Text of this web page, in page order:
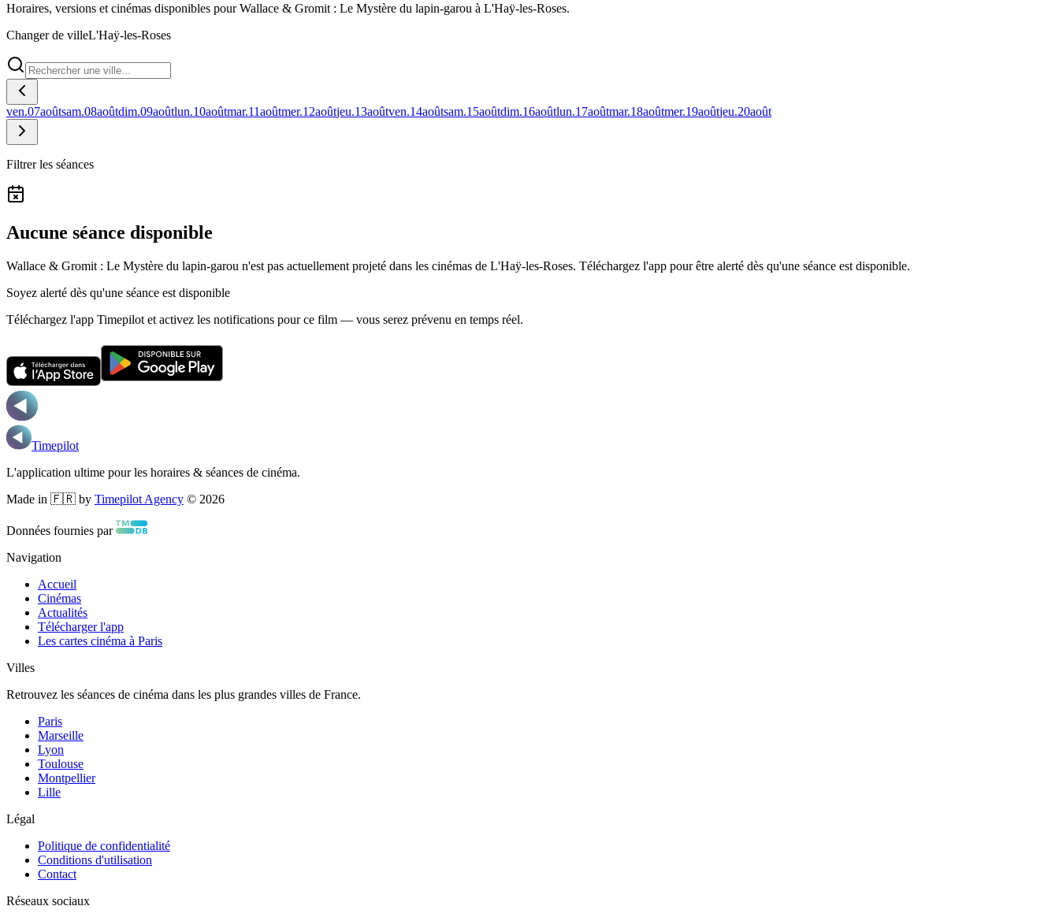
Horaires, versions et cinémas disponibles pour Wallace & Gromit : Le Mystère du lapin-garou à L'Haÿ-les-Roses.
Changer de villeL'Haÿ-les-Roses
ven.07aoûtsam.08aoûtdim.09aoûtlun.10aoûtmar.11aoûtmer.12aoûtjeu.13aoûtven.14aoûtsam.15aoûtdim.16aoûtlun.17aoûtmar.18aoûtmer.19aoûtjeu.20août
Filtrer les séances
Aucune séance disponible
Wallace & Gromit : Le Mystère du lapin-garou n'est pas actuellement projeté dans les cinémas de L'Haÿ-les-Roses. Téléchargez l'app pour être alerté dès qu'une séance est disponible.
Soyez alerté dès qu'une séance est disponible
Téléchargez l'app Timepilot et activez les notifications pour ce film — vous serez prévenu en temps réel.
Timepilot
L'application ultime pour les horaires & séances de cinéma.
Made in 🇫🇷 by Timepilot Agency © 2026
Données fournies par
Navigation
Accueil
Cinémas
Actualités
Télécharger l'app
Les cartes cinéma à Paris
Villes
Retrouvez les séances de cinéma dans les plus grandes villes de France.
Paris
Marseille
Lyon
Toulouse
Montpellier
Lille
Légal
Politique de confidentialité
Conditions d'utilisation
Contact
Réseaux sociaux